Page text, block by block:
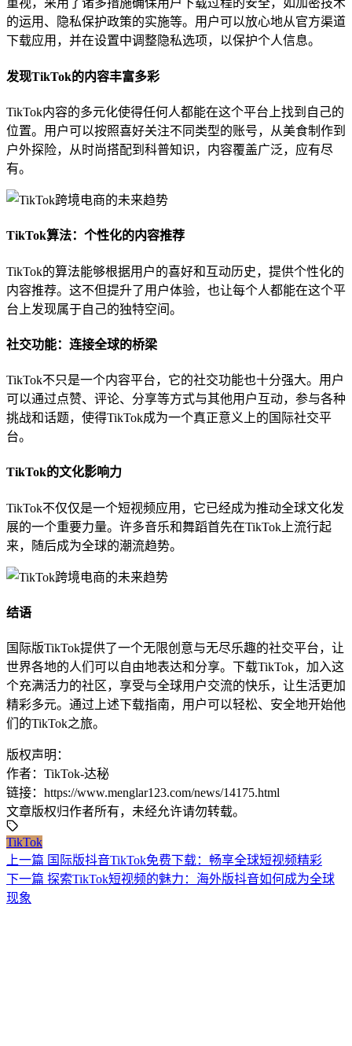
重视，采用了诸多措施确保用户下载过程的安全，如加密技术
的运用、隐私保护政策的实施等。用户可以放心地从官方渠道
下载应用，并在设置中调整隐私选项，以保护个人信息。
发现TikTok的内容丰富多彩
TikTok内容的多元化使得任何人都能在这个平台上找到自己的
位置。用户可以按照喜好关注不同类型的账号，从美食制作到
户外探险，从时尚搭配到科普知识，内容覆盖广泛，应有尽
有。
TikTok算法：个性化的内容推荐
TikTok的算法能够根据用户的喜好和互动历史，提供个性化的
内容推荐。这不但提升了用户体验，也让每个人都能在这个平
台上发现属于自己的独特空间。
社交功能：连接全球的桥梁
TikTok不只是一个内容平台，它的社交功能也十分强大。用户
可以通过点赞、评论、分享等方式与其他用户互动，参与各种
挑战和话题，使得TikTok成为一个真正意义上的国际社交平
台。
TikTok的文化影响力
TikTok不仅仅是一个短视频应用，它已经成为推动全球文化发
展的一个重要力量。许多音乐和舞蹈首先在TikTok上流行起
来，随后成为全球的潮流趋势。
结语
国际版TikTok提供了一个无限创意与无尽乐趣的社交平台，让
世界各地的人们可以自由地表达和分享。下载TikTok，加入这
个充满活力的社区，享受与全球用户交流的快乐，让生活更加
精彩多元。通过上述下载指南，用户可以轻松、安全地开始他
们的TikTok之旅。
版权声明：
作者：TikTok-达秘
链接：https://www.menglar123.com/news/14175.html
文章版权归作者所有，未经允许请勿转载。
TikTok
上一篇 国际版抖音TikTok免费下载：畅享全球短视频精彩
下一篇 探索TikTok短视频的魅力：海外版抖音如何成为全球
现象